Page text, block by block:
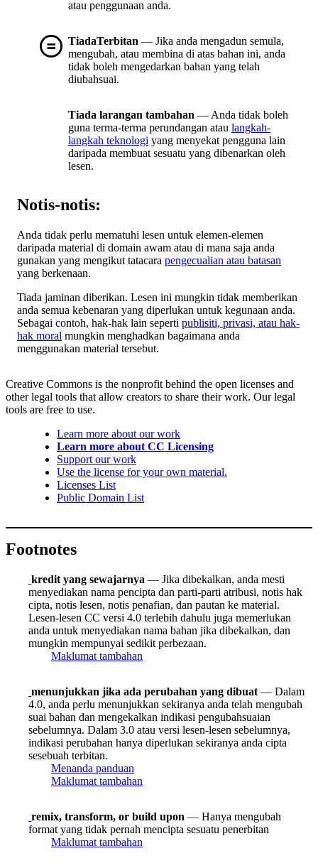
atau penggunaan anda.
TiadaTerbitan — Jika anda mengadun semula,
mengubah, atau membina di atas bahan ini, anda
tidak boleh mengedarkan bahan yang telah
diubahsuai.
Tiada larangan tambahan — Anda tidak boleh
guna terma-terma perundangan atau langkah-
langkah teknologi yang menyekat pengguna lain
daripada membuat sesuatu yang dibenarkan oleh
lesen.
Notis-notis:
Anda tidak perlu mematuhi lesen untuk elemen-elemen
daripada material di domain awam atau di mana saja anda
gunakan yang mengikut tatacara pengecualian atau batasan
yang berkenaan.
Tiada jaminan diberikan. Lesen ini mungkin tidak memberikan
anda semua kebenaran yang diperlukan untuk kegunaan anda.
Sebagai contoh, hak-hak lain seperti publisiti, privasi, atau hak-
hak moral mungkin menghadkan bagaimana anda
menggunakan material tersebut.
Creative Commons is the nonprofit behind the open licenses and
other legal tools that allow creators to share their work. Our legal
tools are free to use.
Learn more about our work
Learn more about CC Licensing
Support our work
Use the license for your own material.
Licenses List
Public Domain List
Footnotes
kredit yang sewajarnya — Jika dibekalkan, anda mesti
menyediakan nama pencipta dan parti-parti atribusi, notis hak
cipta, notis lesen, notis penafian, dan pautan ke material.
Lesen-lesen CC versi 4.0 terlebih dahulu juga memerlukan
anda untuk menyediakan nama bahan jika dibekalkan, dan
mungkin mempunyai sedikit perbezaan.
Maklumat tambahan
menunjukkan jika ada perubahan yang dibuat — Dalam
4.0, anda perlu menunjukkan sekiranya anda telah mengubah
suai bahan dan mengekalkan indikasi pengubahsuaian
sebelumnya. Dalam 3.0 atau versi lesen-lesen sebelumnya,
indikasi perubahan hanya diperlukan sekiranya anda cipta
sesebuah terbitan.
Menanda panduan
Maklumat tambahan
remix, transform, or build upon — Hanya mengubah
format yang tidak pernah mencipta sesuatu penerbitan
Maklumat tambahan